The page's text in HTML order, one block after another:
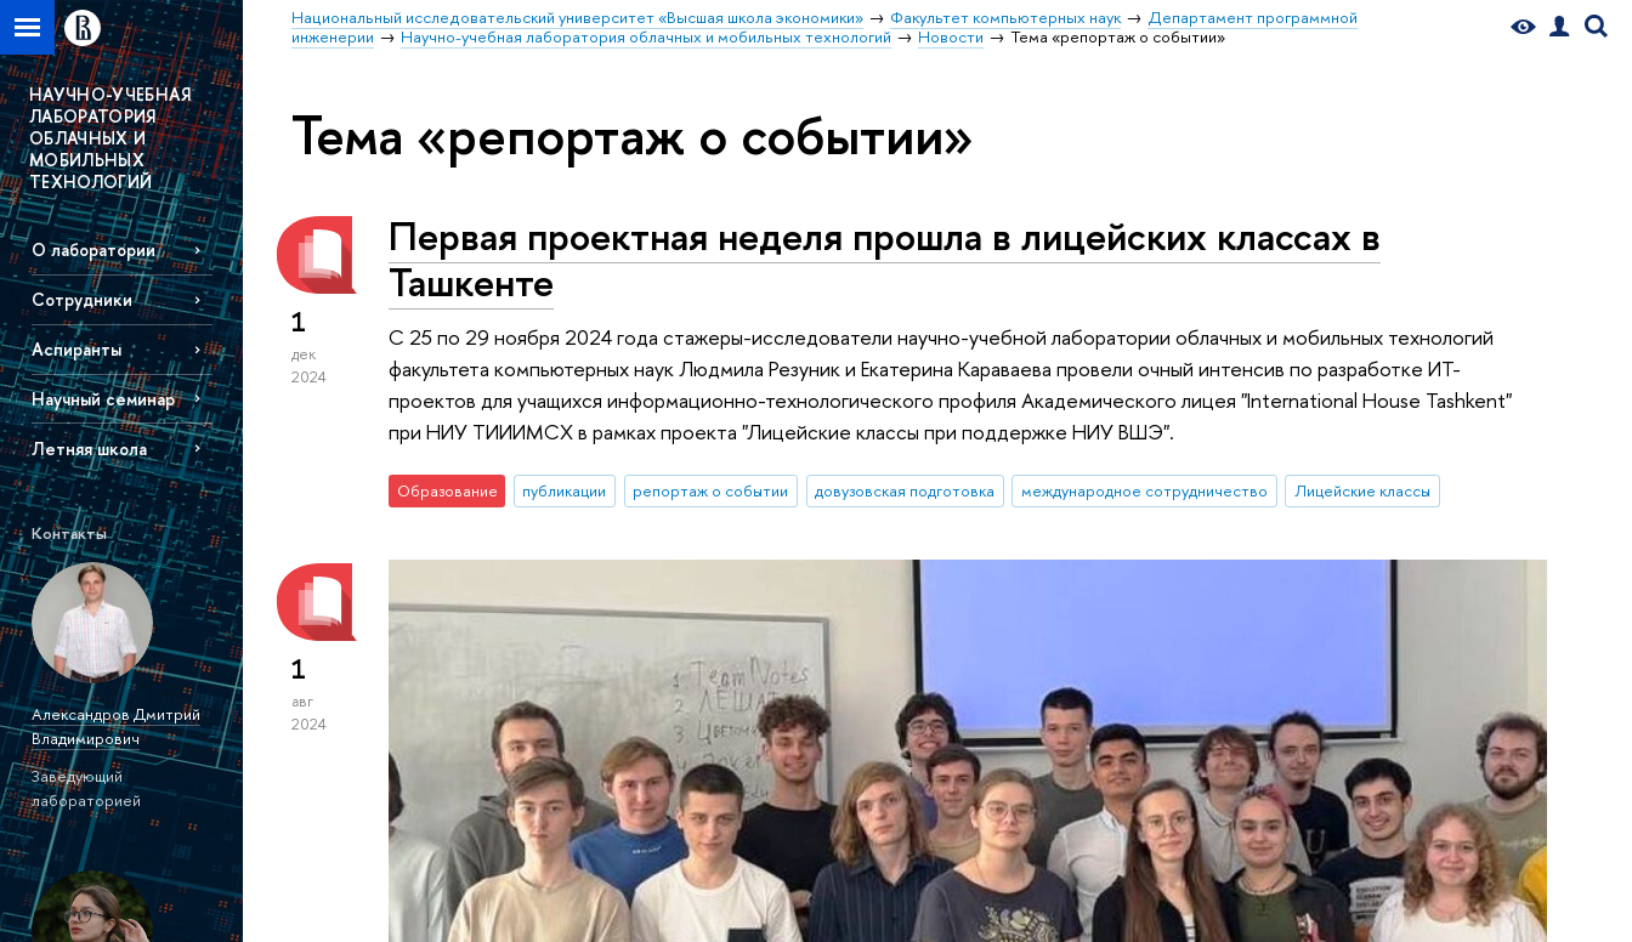
Национальный исследовательский университет «Высшая школа экономики» Факультет компьютерных наук
Департамент программной
инженерии
Научно-учебная лаборатория облачных и мобильных технологий Новости Тема «репортаж о событии»
НАУЧНО-УЧЕБНАЯ
ЛАБОРАТОРИЯ
ОБЛАЧНЫХ И
МОБИЛЬНЫХ
ТЕХНОЛОГИЙ
О лаборатории
Сотрудники
Аспиранты
Научный семинар
Летняя школа
Контакты
Александров Дмитрий
Владимирович
Заведующий
лабораторией
Тема «репортаж о событии»
1
дек
2024
Первая проектная неделя прошла в лицейских классах в
Ташкенте
С 25 по 29 ноября 2024 года стажеры-исследователи научно-учебной лаборатории облачных и мобильных технологий
факультета компьютерных наук Людмила Резуник и Екатерина Караваева провели очный интенсив по разработке ИТ-
проектов для учащихся информационно-технологического профиля Академического лицея "International House Tashkent"
при НИУ ТИИИМСХ в рамках проекта "Лицейские классы при поддержке НИУ ВШЭ".
Образование публикации репортаж о событии довузовская подготовка международное сотрудничество Лицейские классы
1
авг
2024